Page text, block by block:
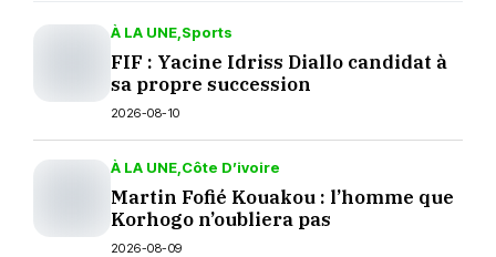
À LA UNE Sports
FIF : Yacine Idriss Diallo candidat à
sa propre succession
2026-08-10
À LA UNE Côte D’ivoire
Martin Fofié Kouakou : l’homme que
Korhogo n’oubliera pas
2026-08-09